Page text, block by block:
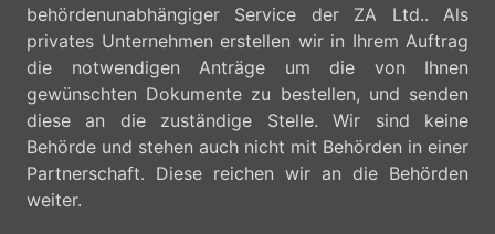
behördenunabhängiger Service der ZA Ltd.. Als
privates Unternehmen erstellen wir in Ihrem Auftrag
die notwendigen Anträge um die von Ihnen
gewünschten Dokumente zu bestellen, und senden
diese an die zuständige Stelle. Wir sind keine
Behörde und stehen auch nicht mit Behörden in einer
Partnerschaft. Diese reichen wir an die Behörden
weiter.